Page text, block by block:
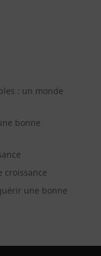
: un monde
bonne
croissance
une bonne